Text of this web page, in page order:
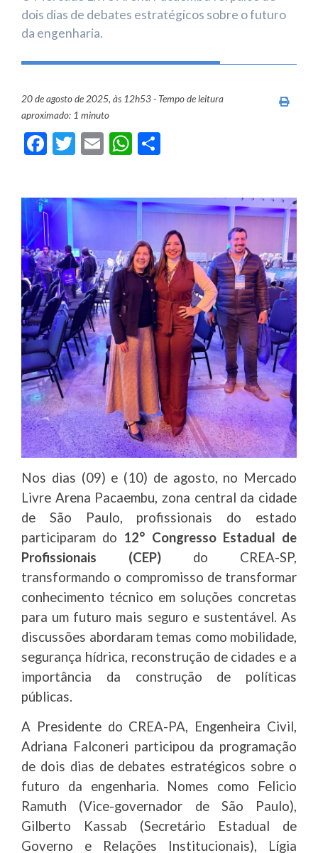
dois dias de debates estratégicos sobre o futuro
da engenharia.
20 de agosto de 2025, às 12h53 - Tempo de leitura
aproximado: 1 minuto
Facebook
Twitter
EmailWhatsApp
Nos dias (09) e (10) de agosto, no Mercado
Livre Arena Pacaembu, zona central da cidade
de São Paulo, profissionais do estado
participaram do 12° Congresso Estadual de
Profissionais (CEP) do CREA-SP,
transformando o compromisso de transformar
conhecimento técnico em soluções concretas
para um futuro mais seguro e sustentável. As
discussões abordaram temas como mobilidade,
segurança hídrica, reconstrução de cidades e a
importância da construção de políticas
públicas.
A Presidente do CREA-PA, Engenheira Civil,
Adriana Falconeri participou da programação
de dois dias de debates estratégicos sobre o
futuro da engenharia. Nomes como Felicio
Ramuth (Vice-governador de São Paulo),
Gilberto Kassab (Secretário Estadual de
Governo e Relações Institucionais), Lígia